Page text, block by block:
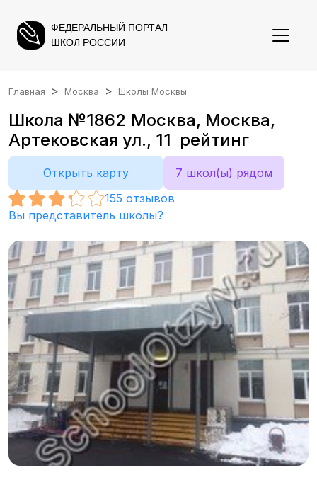
ФЕДЕРАЛЬНЫЙ ПОРТАЛ
ШКОЛ РОССИИ
Главная Москва Школы Москвы
Школа №1862 Москва, Москва,
Артековская ул., 11 рейтинг
Открыть карту
7 школ(ы) рядом
155 отзывов
Вы представитель школы?